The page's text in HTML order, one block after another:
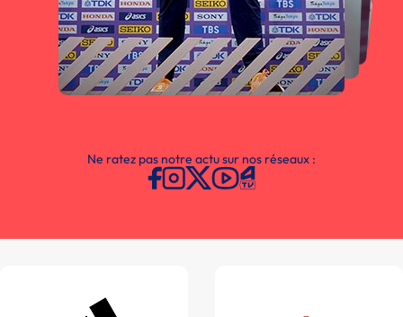
Ne ratez pas notre actu sur nos réseaux :